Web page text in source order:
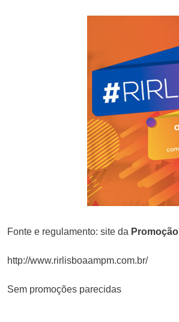
Fonte e regulamento: site da Promoção
http://www.rirlisboaampm.com.br/
Sem promoções parecidas